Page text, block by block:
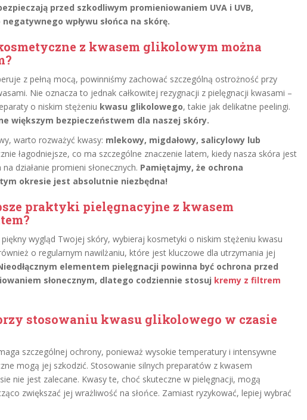
przed szkodliwym promieniowaniem UVA i UVB,
wpływu słońca na skórę.
z kwasem glikolowym można
z pełną mocą, powinniśmy zachować szczególną ostrożność przy
Nie oznacza to jednak całkowitej rezygnacji z pielęgnacji kwasami –
o niskim stężeniu kwasu glikolowego, takie jak delikatne peelingi.
większym bezpieczeństwem dla naszej skóry.
warto rozważyć kwasy: mlekowy, migdałowy, salicylowy lub
łagodniejsze, co ma szczególne znaczenie latem, kiedy nasza skóra jest
działanie promieni słonecznych. Pamiętajmy, że ochrona
okresie jest absolutnie niezbędna!
praktyki pielęgnacyjne z kwasem
wygląd Twojej skóry, wybieraj kosmetyki o niskim stężeniu kwasu
o regularnym nawilżaniu, które jest kluczowe dla utrzymania jej
elementem pielęgnacji powinna być ochrona przed
słonecznym, dlatego codziennie stosuj kremy z filtrem
stosowaniu kwasu glikolowego w czasie
szczególnej ochrony, ponieważ wysokie temperatury i intensywne
mogą jej szkodzić. Stosowanie silnych preparatów z kwasem
nie jest zalecane. Kwasy te, choć skuteczne w pielęgnacji, mogą
zwiększać jej wrażliwość na słońce. Zamiast ryzykować, lepiej wybrać